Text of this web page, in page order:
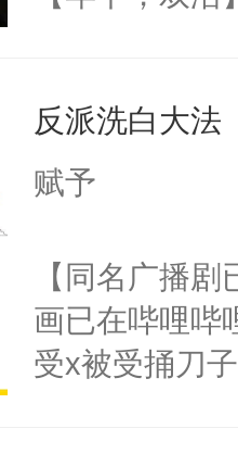
小白莲：“嘤
胡说，我没碰
不愧是大佬
悉，嗷？这不
可以先看仙帝
次与无数次
弃疗】不建议
18【我家艺人
肉复生，和梁
为大周前朝
坠落神界的
冷漠，更是他
回，他仍记得
不来师尊一句
反派洗白大法
赋予
【同名广播
画已在哔哩哔
受x被受捅刀